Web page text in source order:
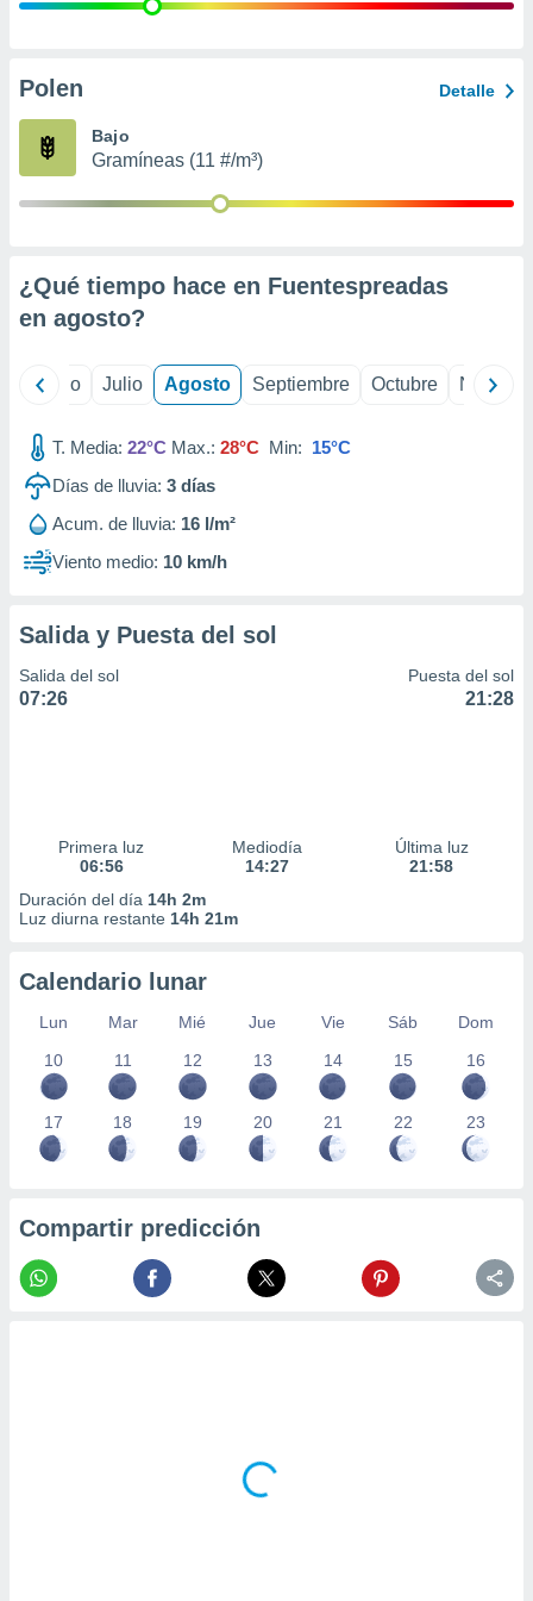
e
publicidad
Polen Detalle
Bajo
Gramíneas (11 #/m³)
¿Qué tiempo hace en Fuentespreadas
en agosto?
Junio Julio Agosto Septiembre Octubre
T. Media: 22°C Max.: 28°C Min: 15°C
Días de lluvia: 3 días
Acum. de lluvia: 16 l/m²
Viento medio: 10 km/h
Salida y Puesta del sol
Salida del sol
07:26
Puesta del sol
21:28
Primera luz
06:56
Mediodía
14:27
Última luz
21:58
Duración del día 14h 2m
Luz diurna restante 14h 21m
Calendario lunar
Lun Mar Mié Jue Vie Sáb
Dom
10
11 12 13 14 15 16
17 18 19 20 21 22 23
Compartir predicción